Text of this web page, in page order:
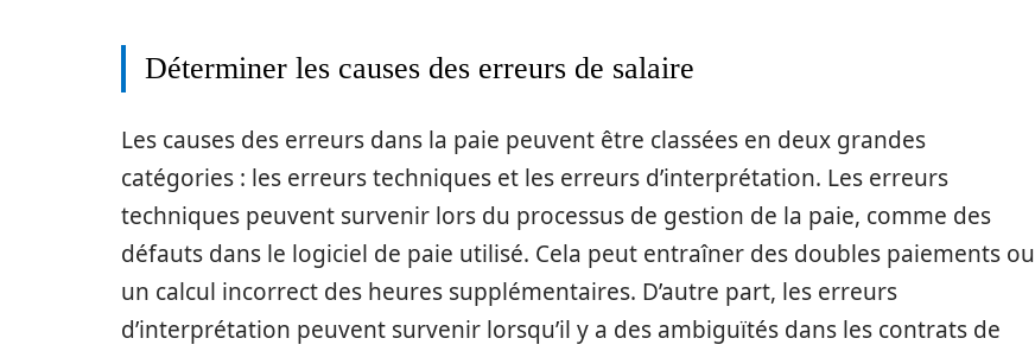
Déterminer les causes des erreurs de salaire
Les causes des erreurs dans la paie peuvent être classées en deux grandes
catégories : les erreurs techniques et les erreurs d’interprétation. Les erreurs
techniques peuvent survenir lors du processus de gestion de la paie, comme des
défauts dans le logiciel de paie utilisé. Cela peut entraîner des doubles paiements ou
un calcul incorrect des heures supplémentaires. D’autre part, les erreurs
d’interprétation peuvent survenir lorsqu’il y a des ambiguïtés dans les contrats de